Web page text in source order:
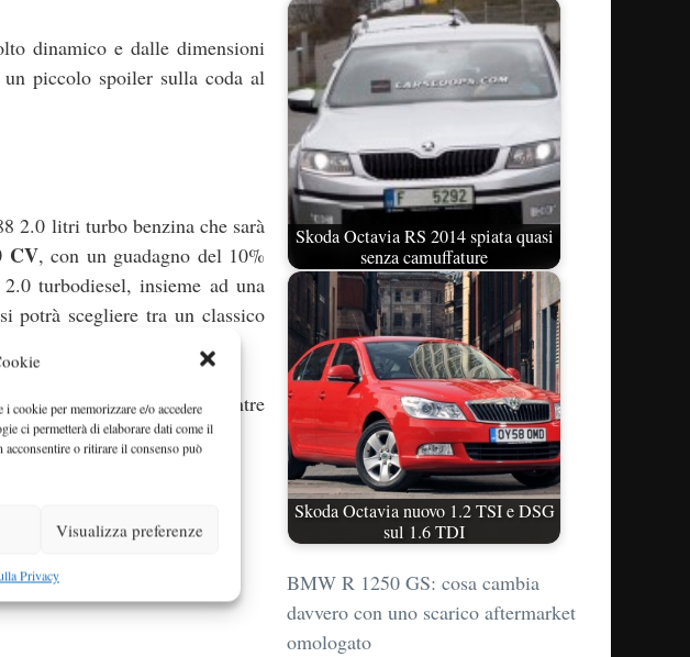
cookie per memorizzare e/o accedere
ci permetterà di elaborare dati come il
o ritirare il consenso può
Visualizza preferenze
Privacy
dinamico e dalle dimensioni
piccolo spoiler sulla coda al
2.0 litri turbo benzina che sarà
CV, con un guadagno del 10%
turbodiesel, insieme ad una
potrà scegliere tra un classico
arriverà in maggio, mentre
Skoda Octavia RS 2014 spiata quasi
senza camuffature
Skoda Octavia nuovo 1.2 TSI e DSG
sul 1.6 TDI
BMW R 1250 GS: cosa cambia
davvero con uno scarico aftermarket
omologato